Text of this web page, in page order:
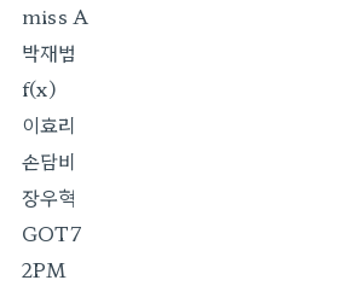
miss A
박재범
f(x)
이효리
손담비
장우혁
GOT7
2PM